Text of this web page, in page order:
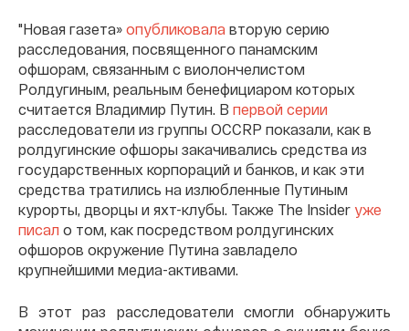
"Новая газета» опубликовала вторую серию
расследования, посвященного панамским
офшорам, связанным с виолончелистом
Ролдугиным, реальным бенефициаром которых
считается Владимир Путин. В первой серии
расследователи из группы OCCRP показали, как в
ролдугинские офшоры закачивались средства из
государственных корпораций и банков, и как эти
средства тратились на излюбленные Путиным
курорты, дворцы и яхт-клубы. Также The Insider уже
писал о том, как посредством ролдугинских
офшоров окружение Путина завладело
крупнейшими медиа-активами.
В этот раз расследователи смогли обнаружить